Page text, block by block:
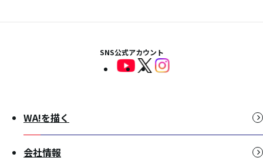
SNS公式アカウント
WA!を描く
会社情報